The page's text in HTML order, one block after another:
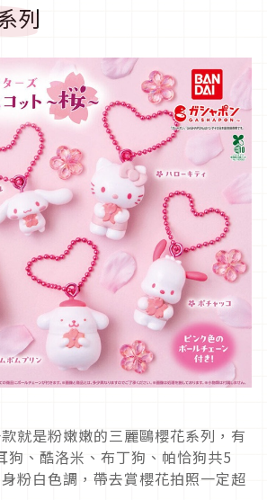
列
就是粉嫩嫩的三麗鷗櫻花系列，有
、酷洛米、布丁狗、帕恰狗共5
粉白色調，帶去賞櫻花拍照一定超